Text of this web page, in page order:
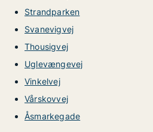
Strandparken
Svanevigvej
Thousigvej
Uglevængevej
Vinkelvej
Vårskovvej
Åsmarkegade